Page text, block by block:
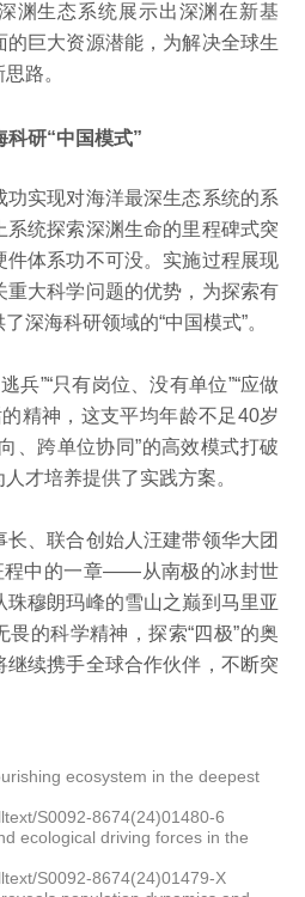
渊生态系统展示出深渊在新基
的巨大资源潜能，为解决全球生
路。
科研“中国模式”
实现对海洋最深生态系统的系
统探索深渊生命的里程碑式突
体系功不可没。实施过程展现
重大科学问题的优势，为探索有
深海科研领域的“中国模式”。
兵”“只有岗位、没有单位”“应做
精神，这支平均年龄不足40岁
、跨单位协同”的高效模式打破
才培养提供了实践方案。
、联合创始人汪建带领华大团
程中的一章——从南极的冰封世
穆朗玛峰的雪山之巅到马里亚
的科学精神，探索“四极”的奥
续携手全球合作伙伴，不断突
ecosystem in the deepest
S0092-8674(24)01480-6
ecological driving forces in the
S0092-8674(24)01479-X